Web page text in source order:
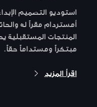
استوديو التصميم
أمستردام مقراً له
المنتجات المستقبلية
مبتكراً ومستداماً حقاً.
اقرأ المزيد